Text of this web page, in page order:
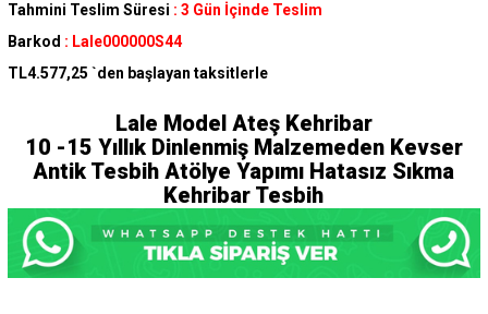
Tahmini Teslim Süresi : 3 Gün İçinde Teslim
Barkod : Lale000000S44
TL4.577,25 `den başlayan taksitlerle
Lale Model Ateş Kehribar
10 -15 Yıllık Dinlenmiş Malzemeden Kevser
Antik Tesbih Atölye Yapımı Hatasız Sıkma
Kehribar Tesbih